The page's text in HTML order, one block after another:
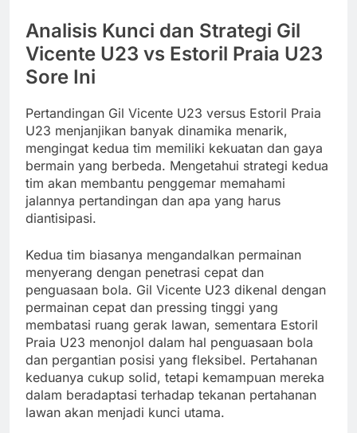
Analisis Kunci dan Strategi Gil
Vicente U23 vs Estoril Praia U23
Sore Ini
Pertandingan Gil Vicente U23 versus Estoril Praia
U23 menjanjikan banyak dinamika menarik,
mengingat kedua tim memiliki kekuatan dan gaya
bermain yang berbeda. Mengetahui strategi kedua
tim akan membantu penggemar memahami
jalannya pertandingan dan apa yang harus
diantisipasi.
Kedua tim biasanya mengandalkan permainan
menyerang dengan penetrasi cepat dan
penguasaan bola. Gil Vicente U23 dikenal dengan
permainan cepat dan pressing tinggi yang
membatasi ruang gerak lawan, sementara Estoril
Praia U23 menonjol dalam hal penguasaan bola
dan pergantian posisi yang fleksibel. Pertahanan
keduanya cukup solid, tetapi kemampuan mereka
dalam beradaptasi terhadap tekanan pertahanan
lawan akan menjadi kunci utama.